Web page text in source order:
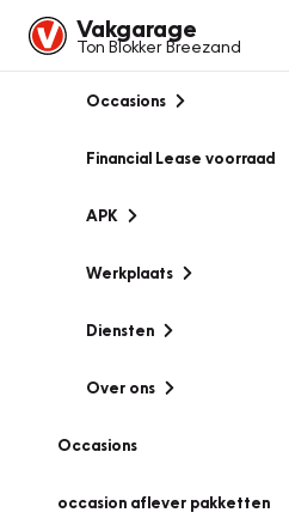
Vakgarage
Ton Blokker Breezand
Occasions
Financial Lease voorraad
APK
Werkplaats
Diensten
Over ons
Occasions
occasion aflever pakketten